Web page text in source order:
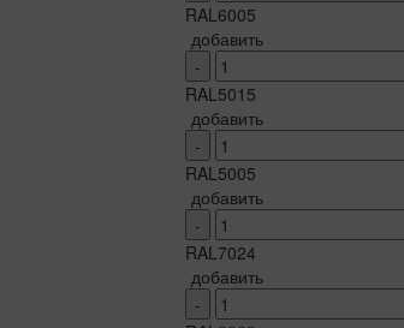
RAL6005
добавить
-
RAL5015
добавить
-
RAL5005
добавить
-
RAL7024
добавить
-